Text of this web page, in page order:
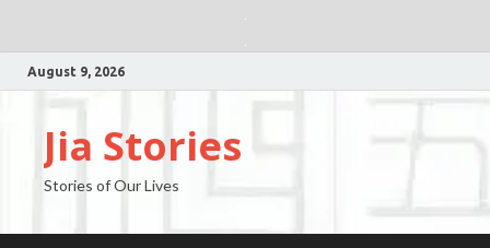
August 9, 2026
Jia Stories
Stories of Our Lives